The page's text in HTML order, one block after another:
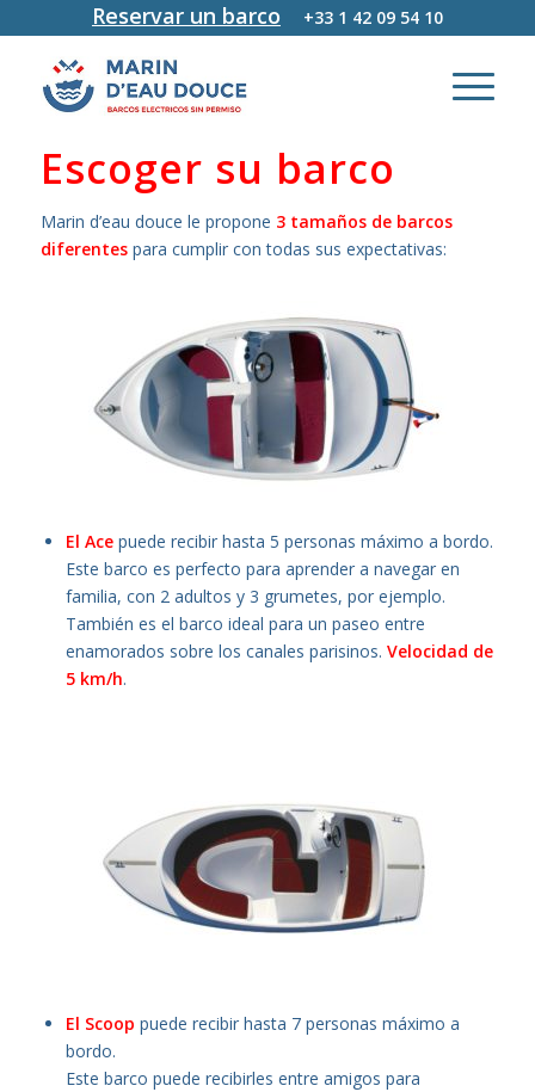
Reservar un barco +33 1 42 09 54 10
Escoger su barco
Marin d’eau douce le propone 3 tamaños de barcos
diferentespara cumplir con todas sus expectativas:
El Acepuede recibir hasta 5 personas máximo a bordo.
Este barco es perfecto para aprender a navegar en
familia, con 2 adultos y 3 grumetes, por ejemplo.
También es el barco ideal para un paseo entre
enamorados sobre los canales parisinos. Velocidad de
5 km/h.
El Scoop puede recibir hasta 7 personas máximo a
bordo.
Este barco puede recibirles entre amigos para